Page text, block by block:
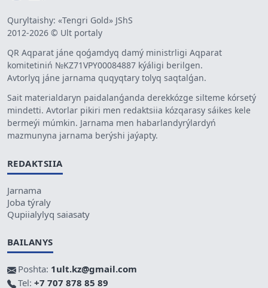
Quryltaishy: «Tengri Gold» JShS
2012-2026 © Ult portaly
QR Aqparat jáne qoǵamdyq damý ministrligi Aqparat
komitetiniń №KZ71VPY00084887 kýáligi berilgen.
Avtorlyq jáne jarnama quqyqtary tolyq saqtalǵan.
Sait materialdaryn paidalanǵanda derekkózge silteme kórsetý
mindetti. Avtorlar pikiri men redaktsiia kózqarasy sáikes kele
bermeýi múmkin. Jarnama men habarlandyrýlardyń
mazmunyna jarnama berýshi jaýapty.
REDAKTSIIA
Jarnama
Joba týraly
Qupiialylyq saiasaty
BAILANYS
Poshta: 1ult.kz@gmail.com
Tel: +7 707 878 85 89